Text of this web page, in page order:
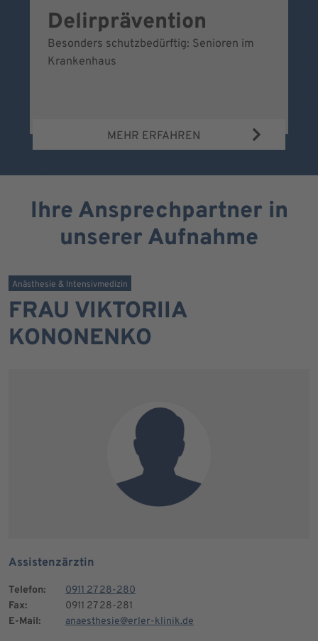
Delirprävention
Besonders schutzbedürftig: Senioren im
Krankenhaus
MEHR ERFAHREN
Ihre Ansprechpartner in
unserer Aufnahme
Anästhesie & Intensivmedizin
FRAU VIKTORIIA
KONONENKO
Assistenzärztin
Telefon:
0911 27 28-280
Fax:
0911 27 28-281
E-Mail:
anaesthesie@erler-klinik.de